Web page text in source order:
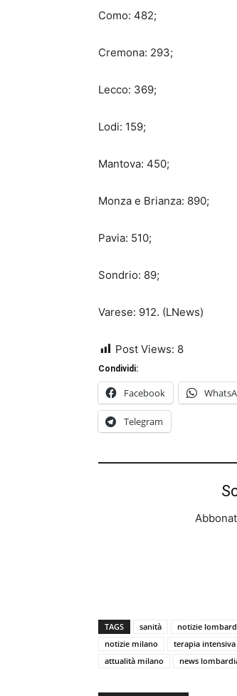
Como: 482;
Cremona: 293;
Lecco: 369;
Lodi: 159;
Mantova: 450;
Monza e Brianza: 890;
Pavia: 510;
Sondrio: 89;
Varese: 912. (LNews)
Post Views: 8
Condividi:
Facebook
Telegram
TAGS sanità notizie
notizie milano
terapia intensiva
attualità milano
news